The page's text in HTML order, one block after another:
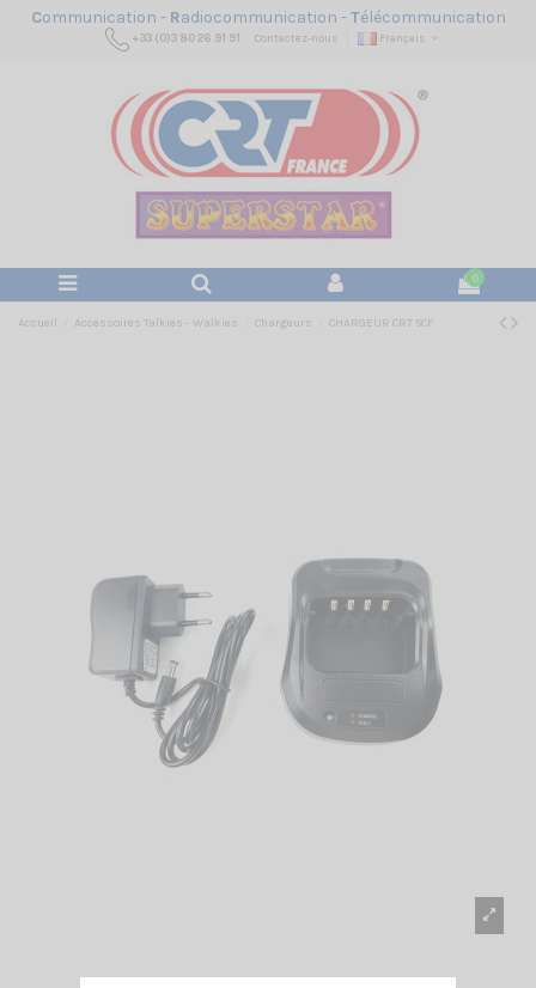
Communication - Radiocommunication -Télécommunication
+33 (0)3 80 26 91 91 Contactez-nous Français
0
Accueil Accessoires Talkies - Walkies Chargeurs CHARGEUR CRT 5CF